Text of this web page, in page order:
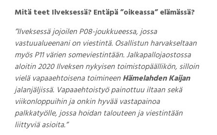
Mitä teet Ilveksessä? Entäpä ”oikeassa” elämässä?
”Ilveksessä jojoilen P08-joukkueessa, jossa
vastuualueenani on viestintä. Osallistun harvakseltaan
myös P11 värien someviestintään. Jalkapallojaostossa
aloitin 2020 Ilveksen nykyisen toimistopäällikön, silloin
vielä vapaaehtoisena toimineenHämelahden Kaijan
jalanjäljissä. Vapaaehtoistyö painottuu iltaan sekä
viikonloppuihin ja onkin hyvää vastapainoa
palkkatyölle, jossa hoidan talouteen ja viestintään
liittyviä asioita.”